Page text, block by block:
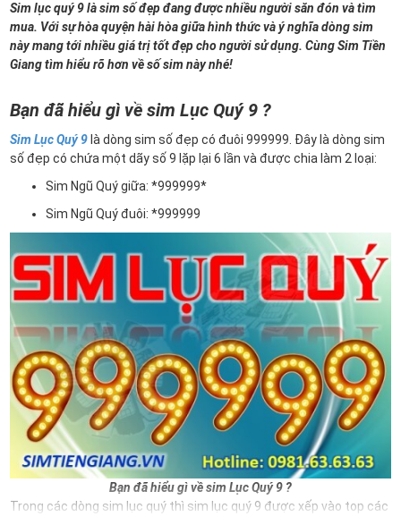
Sim lục quý 9 là sim số đẹp đang được nhiều người săn đón và tìm
mua. Với sự hòa quyện hài hòa giữa hình thức và ý nghĩa dòng sim
này mang tới nhiều giá trị tốt đẹp cho người sử dụng. Cùng Sim Tiền
Giang tìm hiểu rõ hơn về số sim này nhé!
Bạn đã hiểu gì về sim Lục Quý 9 ?
Sim Lục Quý 9 là dòng sim số đẹp có đuôi 999999. Đây là dòng sim
số đẹp có chứa một dãy số 9 lặp lại 6 lần và được chia làm 2 loại:
Sim Ngũ Quý giữa: *999999*
Sim Ngũ Quý đuôi: *999999
Bạn đã hiểu gì về sim Lục Quý 9 ?
Trong các dòng sim lục quý thì sim lục quý 9 được xếp vào top các